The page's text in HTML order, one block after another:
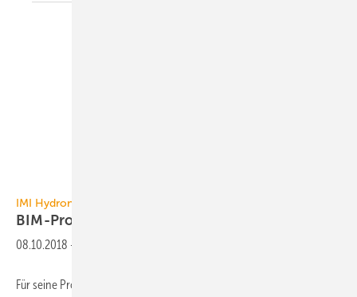
IMI Hydronic Engineering
BIM-Produktdaten
08.10.2018 -
Für seine Produkte zur Optimierung der Effizienz hydronischer